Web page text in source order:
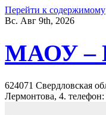
Перейти к содержимому
Вс. Авг 9th, 2026
МАОУ
624071 Свердловская
Лермонтова, 4. телефон: